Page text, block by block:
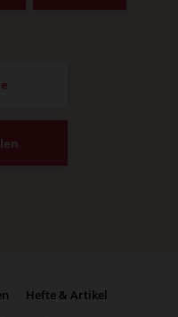
Hefte & Artikel